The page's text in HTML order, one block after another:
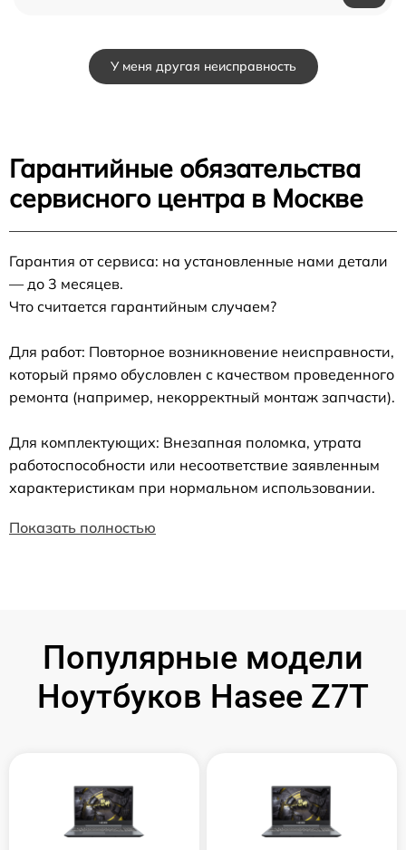
У меня другая неисправность
Гарантийные обязательства
сервисного центра в Москве
Гарантия от сервиса: на установленные нами детали
— до 3 месяцев.
Что считается гарантийным случаем?
Для работ: Повторное возникновение неисправности,
который прямо обусловлен с качеством проведенного
ремонта (например, некорректный монтаж запчасти).
Для комплектующих: Внезапная поломка, утрата
работоспособности или несоответствие заявленным
характеристикам при нормальном использовании.
Показать полностью
Популярные модели
Ноутбуков Hasee Z7T